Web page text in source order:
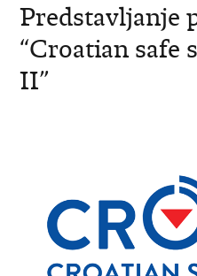
Predstavljanje
“Croatian safe
II”